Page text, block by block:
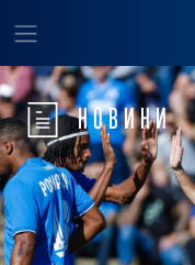
НОВИНИ